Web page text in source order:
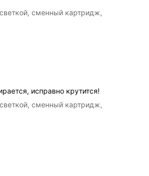
сменный картридж,
исправно крутится!
сменный картридж,